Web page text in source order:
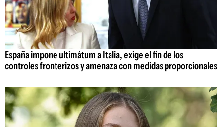
España impone ultimátum a Italia, exige el fin de los
controles fronterizos y amenaza con medidas proporcionales